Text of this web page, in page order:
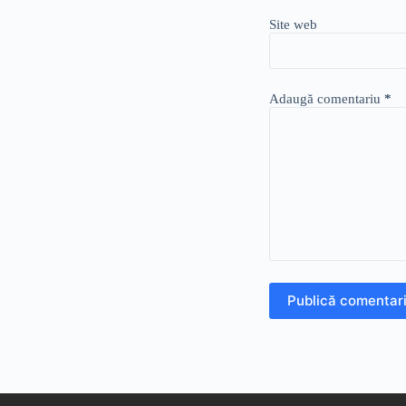
Site web
Adaugă comentariu *
Publică